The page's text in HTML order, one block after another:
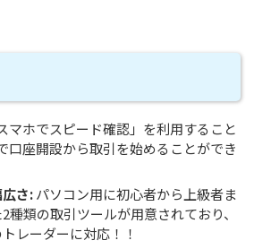
マホでスピード確認」を利用すること
口座開設から取引を始めることができ
さ:パソコン用に初心者から上級者ま
種類の取引ツールが用意されており、
レーダーに対応！！